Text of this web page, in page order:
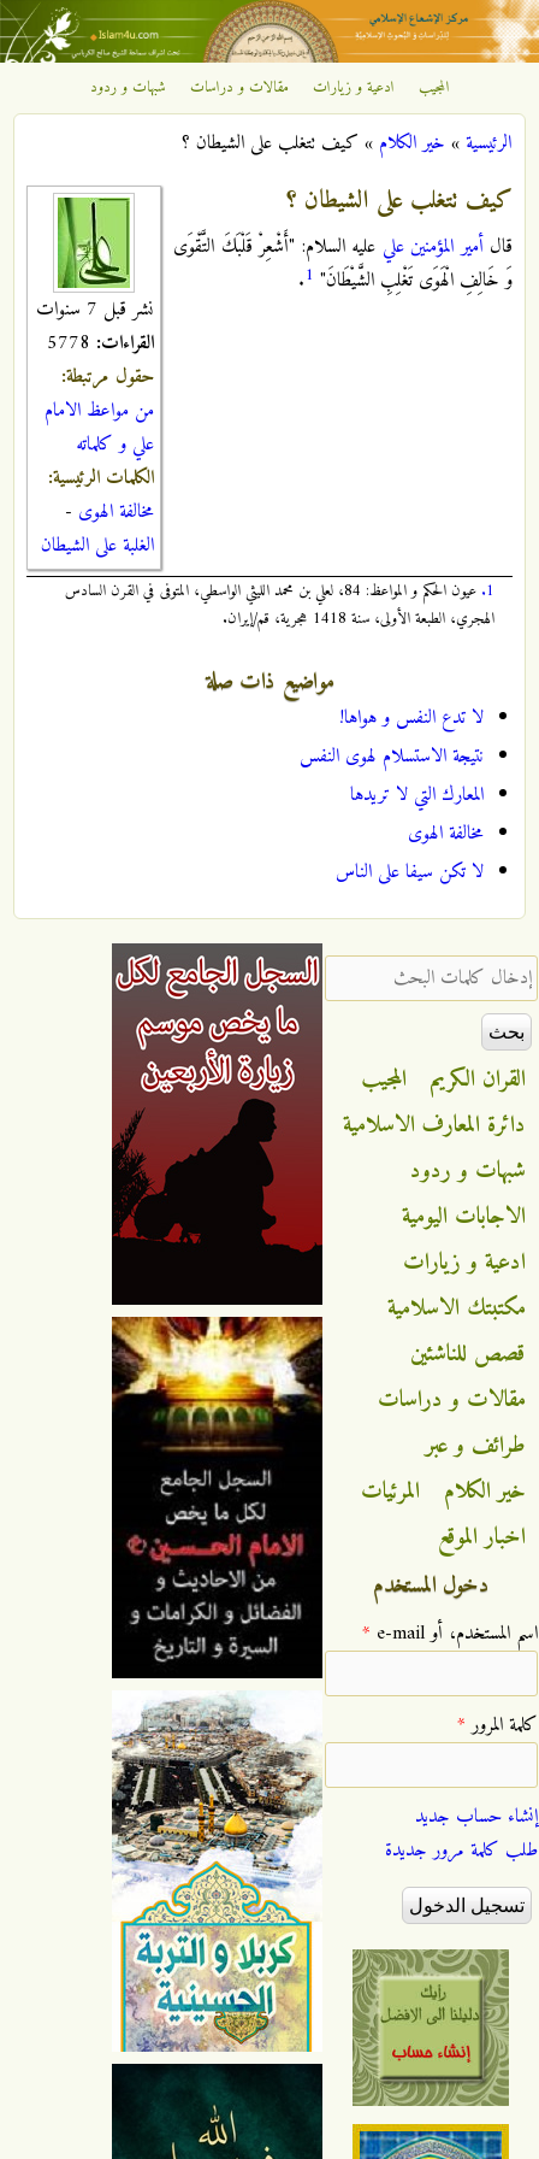
تجاوز إلى المحتوى الرئيسي
مركز
الإشعاع
الإسلامي
المجيب ادعية و زيارات مقالات و دراسات شبهات و ردود
أنت هنا
الرئيسية» خير الكلام » كيف تتغلب على الشيطان ؟
نشر قبل 7 سنوات
القراءات:
حقول مرتبطة:
من مواعظ الامام
علي و كلماته
الكلمات الرئيسية:
مخالفة الهوى -
الغلبة على الشيطان
كيف تتغلب على الشيطان ؟
قالأمير المؤمنين علي عليه السلام: "أَشْعِرْ قَلْبَكَ التَّقْوَى
وَ خَالِفِ الْهَوَى تَغْلِبِ الشَّيْطَانَ" 1
.
1.
عيون الحكم و المواعظ: 84، لعلي بن محمد الليثي الواسطي، المتوفى في القرن السادس
الهجري، الطبعة الأولى، سنة 1418 هجرية، قم/إيران.
مواضيع ذات صلة
لا تدع النفس و هواها!
نتيجة الاستسلام لهوى النفس
المعارك التي لا تريدها
مخالفة الهوى
لا تكن سيفا على الناس
‏إدخال كلمات البحث ‏
القران الكريم
المجيب
دائرة المعارف الاسلامية
شبهات و ردود
الاجابات اليومية
ادعية و زيارات
مكتبتك الاسلامية
قصص للناشئين
مقالات و دراسات
طرائف و عبر
خير الكلام
المرئيات
اخبار الموقع
دخول المستخدم
‏اسم المستخدم، أو e-mail ‏ *
‏كلمة المرور ‏*
إنشاء حساب جديد
طلب كلمة مرور جديدة